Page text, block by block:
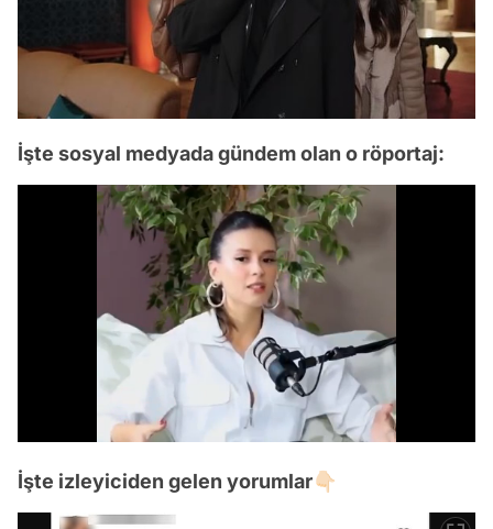
İşte sosyal medyada gündem olan o röportaj:
İşte izleyiciden gelen yorumlar👇🏻